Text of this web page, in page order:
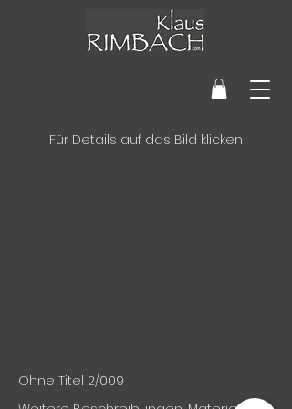
Für Details auf das Bild klicken
Ohne Titel 2/009